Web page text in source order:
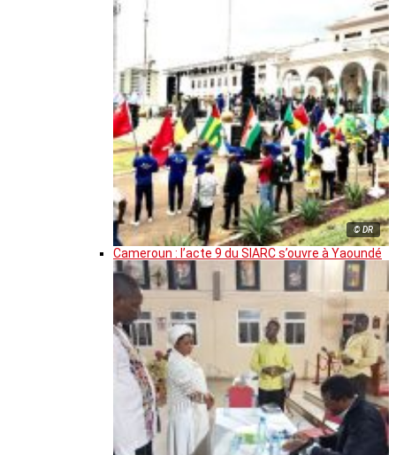
© DR
Cameroun : l’acte 9 du SIARC s’ouvre à Yaoundé